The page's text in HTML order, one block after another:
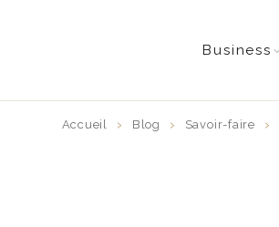
Business
Accueil Blog Savoir-faire